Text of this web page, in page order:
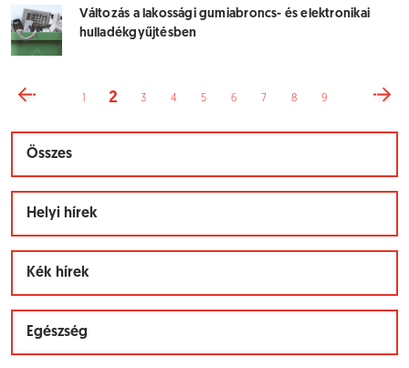
Változás a lakossági gumiabroncs- és elektronikai
hulladékgyűjtésben
2 3 4 5 6 7 8 9
Összes
Helyi hírek
Kék hírek
Egészség